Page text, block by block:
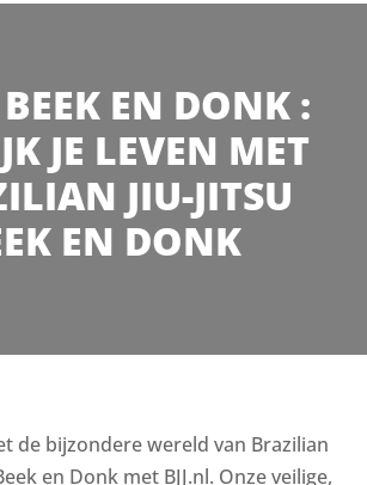
EN DONK :
JE LEVEN MET
JIU-JITSU
EN DONK
de bijzondere wereld van Brazilian
en Donk met BJJ.nl. Onze veilige,